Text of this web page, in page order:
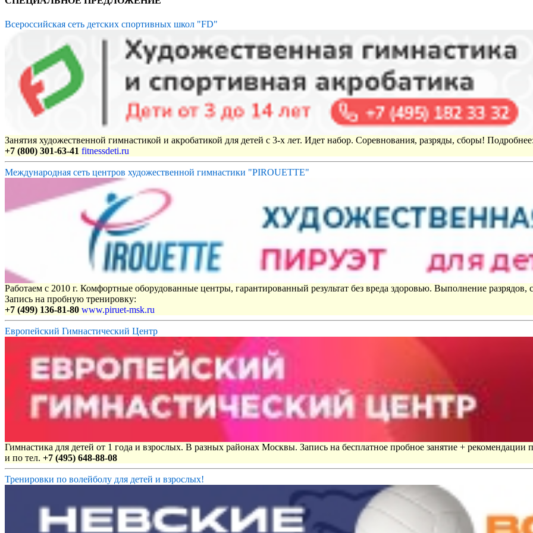
Всероссийская сеть детских спортивных школ "FD"
Занятия художественной гимнастикой и акробатикой для детей с 3-х лет. Идет набор. Соревнования, разряды, сборы!
+7 (800) 301-63-41 fitnessdeti.ru
Международная сеть центров художественной гимнастики "PIROUETTE"
Работаем с 2010 г. Комфортные оборудованные центры, гарантированный результат без вреда здоровью. Выполнение
Запись на пробную тренировку:
+7 (499) 136-81-80 www.piruet-msk.ru
Европейский Гимнастический Центр
Гимнастика для детей от 1 года и взрослых. В разных районах Москвы. Запись на бесплатное пробное занятие + рекомендации
и по тел. +7 (495) 648-88-08
Тренировки по волейболу для детей и взрослых!